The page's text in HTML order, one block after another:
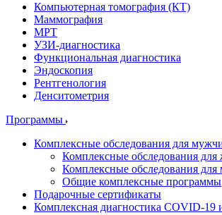
Компьютерная томография (КТ)
Маммография
МРТ
УЗИ-диагностика
Функциональная диагностика
Эндоскопия
Рентгенология
Денситометрия
Программы
Комплексные обследования для
Комплексные обследования
Комплексные обследования
Общие комплексные программы
Подарочные сертификаты
Комплексная диагностика COVID-